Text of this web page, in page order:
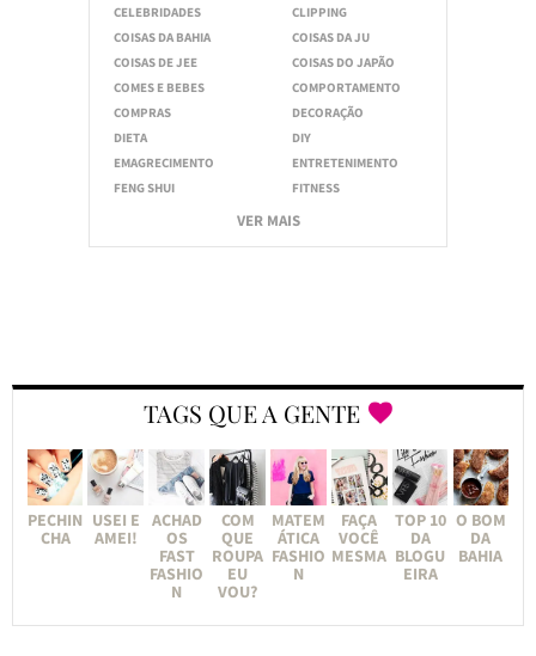
CELEBRIDADES
CLIPPING
COISAS DA BAHIA
COISAS DA JU
COISAS DE JEE
COISAS DO JAPÃO
COMES E BEBES
COMPORTAMENTO
COMPRAS
DECORAÇÃO
DIETA
DIY
EMAGRECIMENTO
ENTRETENIMENTO
FENG SHUI
FITNESS
VER MAIS
TAGS QUE A GENTE
PECHIN
CHA
USEI E
AMEI!
ACHAD
OS
FAST
FASHIO
N
COM
QUE
ROUPA
EU
VOU?
MATEM
ÁTICA
FASHIO
N
FAÇA
VOCÊ
MESMA
TOP 10
DA
BLOGU
EIRA
O BOM
DA
BAHIA